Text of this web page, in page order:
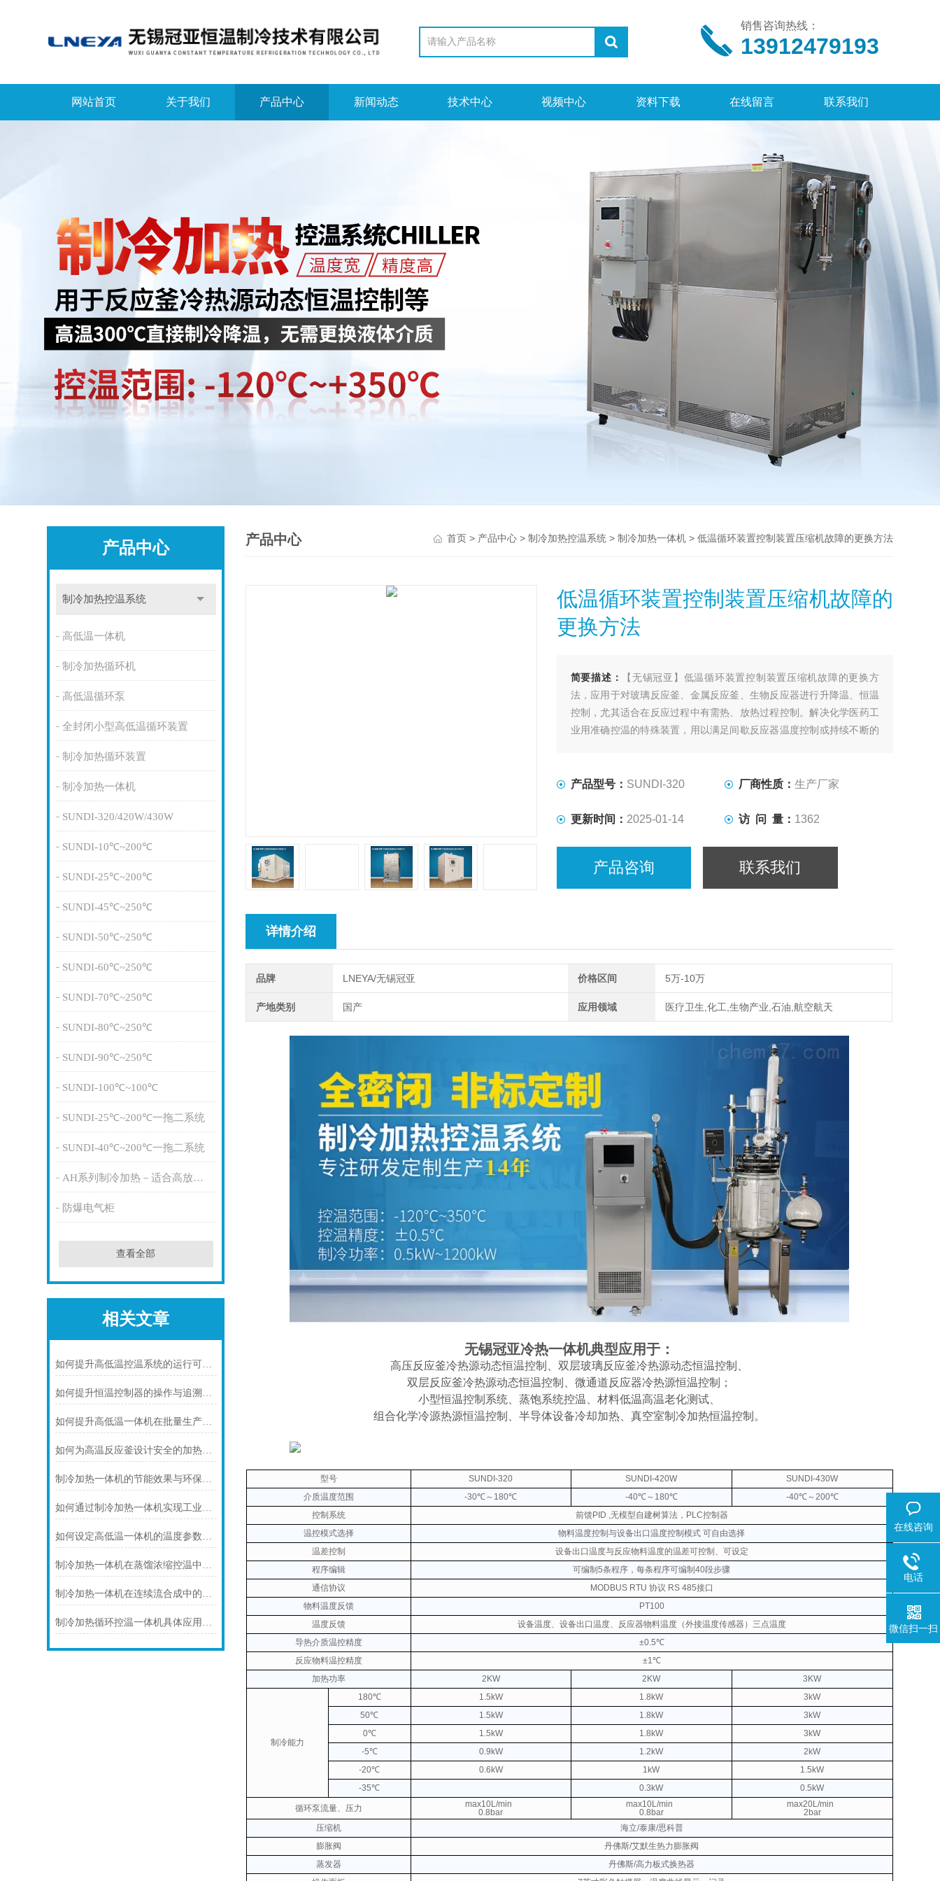
销售咨询热线：
13912479193
网站首页 关于我们 产品中心 新闻动态 技术中心 视频中心 资料下载 在线留言 联系我们
产品中心
制冷加热控温系统
高低温一体机
制冷加热循环机
高低温循环泵
全封闭小型高低温循环装置
制冷加热循环装置
制冷加热一体机
SUNDI-320/420W/430W
SUNDI-10℃~200℃
SUNDI-25℃~200℃
SUNDI-45℃~250℃
SUNDI-50℃~250℃
SUNDI-60℃~250℃
SUNDI-70℃~250℃
SUNDI-80℃~250℃
SUNDI-90℃~250℃
SUNDI-100℃~100℃
SUNDI-25℃~200℃一拖二系统
SUNDI-40℃~200℃一拖二系统
AH系列制冷加热－适合高放热量
防爆电气柜
查看全部
相关文章
如何提升高低温控温系统的运行可靠性
如何提升恒温控制器的操作与追溯效率
如何提升高低温一体机在批量生产中的适配性
如何为高温反应釜设计安全的加热系统
制冷加热一体机的节能效果与环保优势概述
如何通过制冷加热一体机实现工业反应的准确温度控制
如何设定高低温一体机的温度参数以提升准确性
制冷加热一体机在蒸馏浓缩控温中的核心应用
制冷加热一体机在连续流合成中的连续化控温应用
制冷加热循环控温一体机具体应用场景及技术解析
产品中心 首页> 产品中心> 制冷加热控温系统> 制冷加热一体机> 低温循环装置控制装置压缩机故障的更换方法
低温循环装置控制装置压缩机故障的
更换方法
简要描述：
【无锡冠亚】低温循环装置控制装置压缩机故障的更换方
法，应用于对玻璃反应釜、金属反应釜、生物反应器进行升降温、恒温
控制，尤其适合在反应过程中有需热、放热过程控制。解决化学医药工
业用准确控温的特殊装置，用以满足间歇反应器温度控制或持续不断的
产品型号： SUNDI-320 厂商性质：生产厂家
更新时间： 2025-01-14 访 问 量： 1362
产品咨询 联系我们
详情介绍
品牌 LNEYA/无锡冠亚 价格区间 5万-10万
产地类别 国产 应用领域 医疗卫生,化工,生物产业,石油,航空航天
无锡冠亚冷热一体机典型应用于：
高压反应釜冷热源动态恒温控制、双层玻璃反应釜冷热源动态恒温控制、
双层反应釜冷热源动态恒温控制、微通道反应器冷热源恒温控制；
小型恒温控制系统、蒸饱系统控温、材料低温高温老化测试、
组合化学冷源热源恒温控制、半导体设备冷却加热、真空室制冷加热恒温控制。
型号 SUNDI-320 SUNDI-420W
SUNDI-430W
介质温度范围
-30℃～180℃ -40℃～180℃
-40℃～200℃
控制系统
前馈PID ,无模型自建树算法，PLC控制器
温控模式选择
物料温度控制与设备出口温度控制模式 可自由选择
温差控制
设备出口温度与反应物料温度的温差可控制、可设定
程序编辑
可编制5条程序，每条程序可编制40段步骤
通信协议
MODBUS RTU 协议 RS 485接口
物料温度反馈
PT100
温度反馈
设备温度、设备出口温度、反应器物料温度（外接温度传感器）三点温度
导热介质温控精度
±0.5℃
反应物料温控精度
±1℃
加热功率
2KW 2KW 3KW
制冷能力
180℃ 1.5kW 1.8kW
3kW
50℃
1.5kW 1.8kW
3kW
0℃
1.5kW 1.8kW
3kW
-5℃
0.9kW 1.2kW
2kW
-20℃
0.6kW 1kW
1.5kW
-35℃
0.3kW 0.5kW
循环泵流量、压力
max10L/min
0.8bar
max10L/min
0.8bar
max20L/min
2bar
压缩机
海立/泰康/思科普
膨胀阀
丹佛斯/艾默生热力膨胀阀
蒸发器
丹佛斯/高力板式换热器
在线咨询
电话
微信扫一扫